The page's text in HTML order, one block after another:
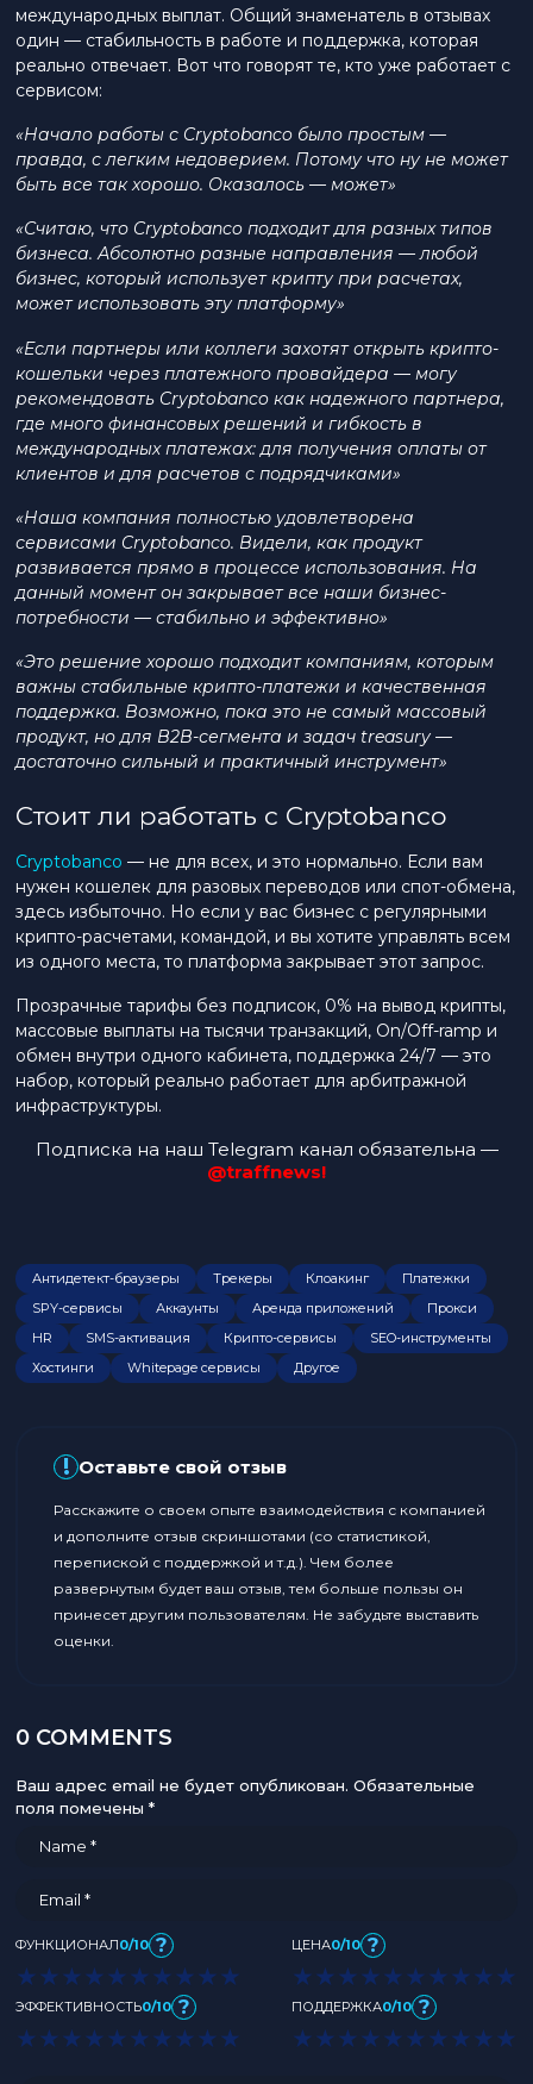
международных выплат. Общий знаменатель в отзывах
один — стабильность в работе и поддержка, которая
реально отвечает. Вот что говорят те, кто уже работает с
сервисом:
«Начало работы с Cryptobanco было простым —
правда, с легким недоверием. Потому что ну не может
быть все так хорошо. Оказалось — может»
«Считаю, что Cryptobanco подходит для разных типов
бизнеса. Абсолютно разные направления — любой
бизнес, который использует крипту при расчетах,
может использовать эту платформу»
«Если партнеры или коллеги захотят открыть крипто-
кошельки через платежного провайдера — могу
рекомендовать Cryptobanco как надежного партнера,
где много финансовых решений и гибкость в
международных платежах: для получения оплаты от
клиентов и для расчетов с подрядчиками»
«Наша компания полностью удовлетворена
сервисами Cryptobanco. Видели, как продукт
развивается прямо в процессе использования. На
данный момент он закрывает все наши бизнес-
потребности — стабильно и эффективно»
«Это решение хорошо подходит компаниям, которым
важны стабильные крипто-платежи и качественная
поддержка. Возможно, пока это не самый массовый
продукт, но для B2B-сегмента и задач treasury —
достаточно сильный и практичный инструмент»
Стоит ли работать с Cryptobanco
Cryptobanco — не для всех, и это нормально. Если вам
нужен кошелек для разовых переводов или спот-обмена,
здесь избыточно. Но если у вас бизнес с регулярными
крипто-расчетами, командой, и вы хотите управлять всем
из одного места, то платформа закрывает этот запрос.
Прозрачные тарифы без подписок, 0% на вывод крипты,
массовые выплаты на тысячи транзакций, On/Off-ramp и
обмен внутри одного кабинета, поддержка 24/7 — это
набор, который реально работает для арбитражной
инфраструктуры.
Подписка на наш Telegram канал обязательна —
@traffnews!
Антидетект-браузеры Трекеры Клоакинг
Платежки
SPY-сервисы
Аккаунты Аренда приложений
Прокси
HR
SMS-активация Крипто-сервисы
SEO-инструменты
Хостинги
Whitepage сервисы Другое
! Оставьте свой отзыв
Расскажите о своем опыте взаимодействия с компанией
и дополните отзыв скриншотами (со статистикой,
перепиской с поддержкой и т.д.). Чем более
развернутым будет ваш отзыв, тем больше пользы он
принесет другим пользователям. Не забудьте выставить
оценки.
0 COMMENTS
Ваш адрес email не будет опубликован. Обязательные
поля помечены *
ФУНКЦИОНАЛ0/10 ?
★ ★ ★ ★ ★ ★ ★ ★ ★ ★
ЦЕНА0/10 ?
★ ★ ★ ★ ★ ★ ★ ★ ★ ★
ЭФФЕКТИВНОСТЬ0/10 ?
★ ★ ★ ★ ★ ★ ★ ★ ★ ★
ПОДДЕРЖКА0/10 ?
★ ★ ★ ★ ★ ★ ★ ★ ★ ★